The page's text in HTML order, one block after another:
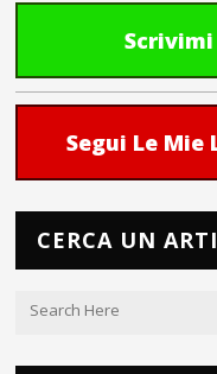
Segui Le Mie
CERCA UN